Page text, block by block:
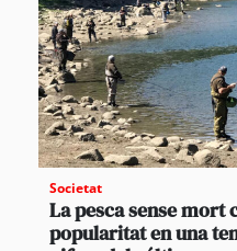
Societat
La pesca sense
popularitat en una